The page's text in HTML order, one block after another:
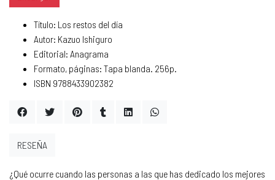
Título: Los restos del día
Autor: Kazuo Ishiguro
Editorial: Anagrama
Formato, páginas: Tapa blanda. 256p.
ISBN 9788433902382
¿Qué ocurre cuando las personas a las que has dedicado los mejores
RESEÑA